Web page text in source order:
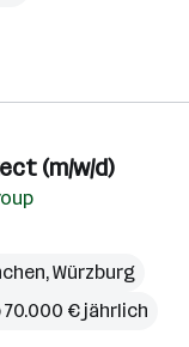
(m/w/d)
,Würzburg
70.000 € jährlich